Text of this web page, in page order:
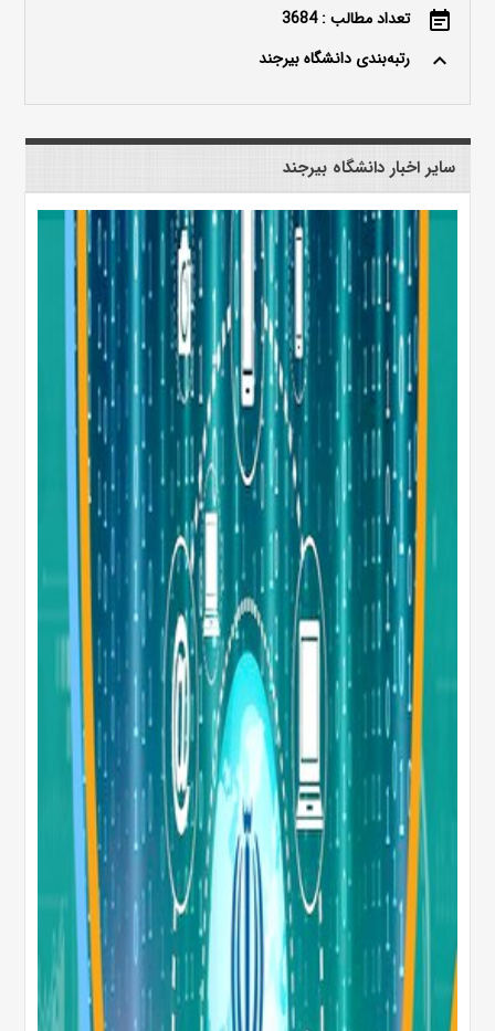
event_note تعداد مطالب : 3684
keyboard_arrow_up رتبه‌بندی دانشگاه بیرجند
سایر اخبار دانشگاه بیرجند